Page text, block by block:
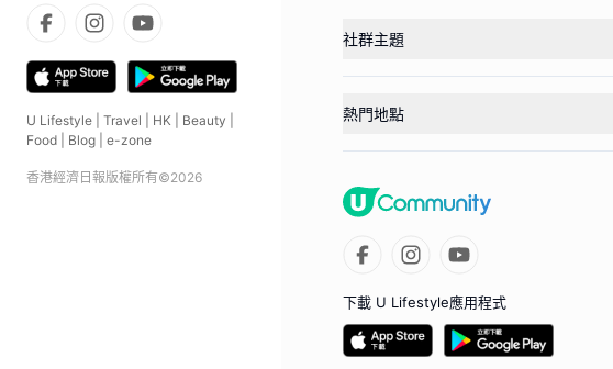
U Lifestyle Travel HK Beauty
Food
Blog e-zone
香港經濟日報版權所有©2026
社群主題
熱門地點
下載 U Lifestyle應用程式